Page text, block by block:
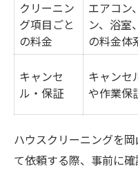
クリーニン
グ項目ごと
の料金
エアコン
ン、浴室
の料金体
キャンセ
ル・保証
キャンセ
や作業保
ハウスクリーニングを
て依頼する際、事前に